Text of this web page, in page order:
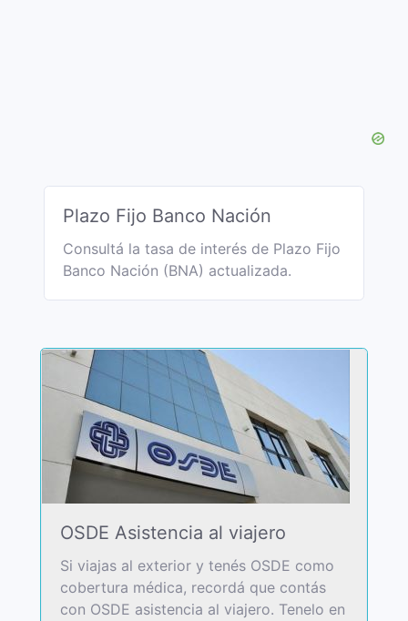
Plazo Fijo Banco Nación
Consultá la tasa de interés de Plazo Fijo
Banco Nación (BNA) actualizada.
OSDE Asistencia al viajero
Si viajas al exterior y tenés OSDE como
cobertura médica, recordá que contás
con OSDE asistencia al viajero. Tenelo en